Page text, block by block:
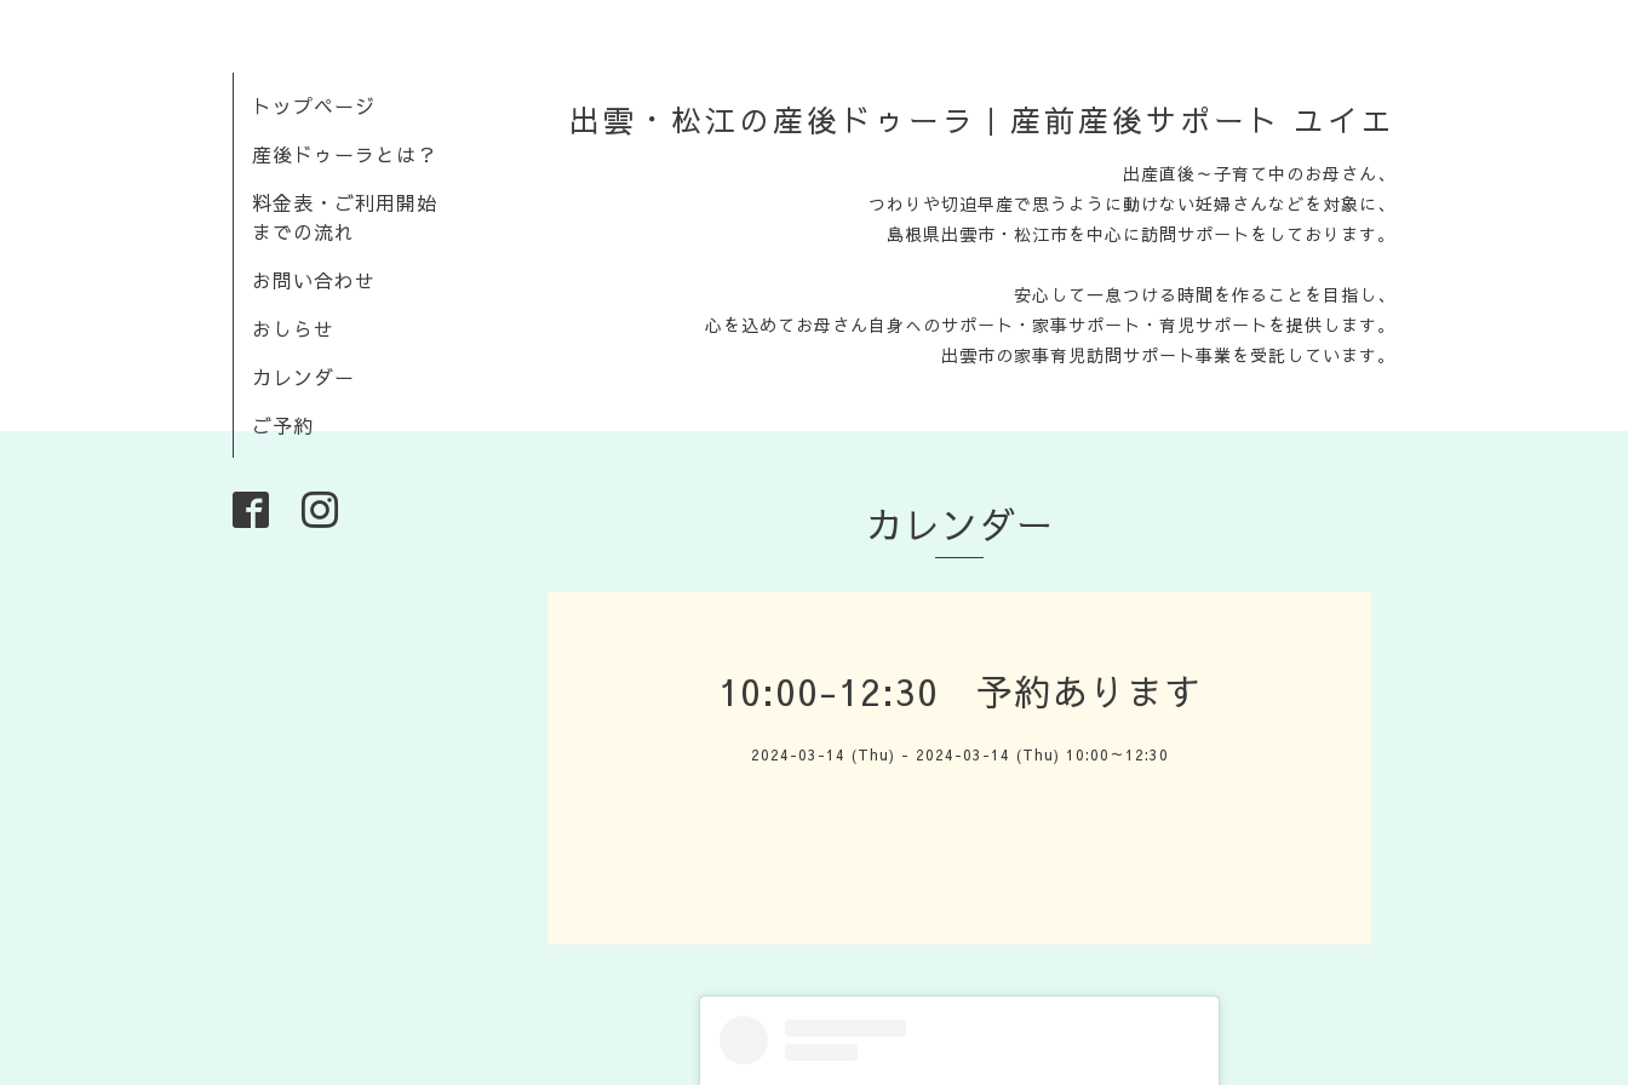
出雲・松江の産後ドゥーラ｜産前産後サポート ユイエ
出産直後～子育て中のお母さん、
つわりや切迫早産で思うように動けない妊婦さんなどを対象に、
島根県出雲市・松江市を中心に訪問サポートをしております。
安心して一息つける時間を作ることを目指し、
心を込めてお母さん自身へのサポート・家事サポート・育児サポートを提供します。
出雲市の家事育児訪問サポート事業を受託しています。
トップページ
産後ドゥーラとは？
料金表・ご利用開始
までの流れ
お問い合わせ
おしらせ
カレンダー
ご予約
カレンダー
10:00-12:30 予約あります
2024-03-14 (Thu) - 2024-03-14 (Thu) 10:00～12:30